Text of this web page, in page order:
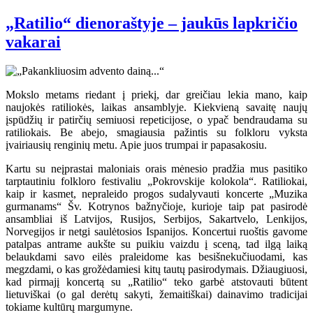
„Ratilio“ dienoraštyje – jaukūs lapkričio
vakarai
Mokslo metams riedant į priekį, dar greičiau lekia mano, kaip
naujokės ratiliokės, laikas ansamblyje. Kiekvieną savaitę naujų
įspūdžių ir patirčių semiuosi repeticijose, o ypač bendraudama su
ratiliokais. Be abejo, smagiausia pažintis su folkloru vyksta
įvairiausių renginių metu. Apie juos trumpai ir papasakosiu.
Kartu su neįprastai maloniais orais mėnesio pradžia mus pasitiko
tarptautiniu folkloro festivaliu „Pokrovskije kolokola“. Ratiliokai,
kaip ir kasmet, nepraleido progos sudalyvauti koncerte „Muzika
gurmanams“ Šv. Kotrynos bažnyčioje, kurioje taip pat pasirodė
ansambliai iš Latvijos, Rusijos, Serbijos, Sakartvelo, Lenkijos,
Norvegijos ir netgi saulėtosios Ispanijos. Koncertui ruoštis gavome
patalpas antrame aukšte su puikiu vaizdu į sceną, tad ilgą laiką
belaukdami savo eilės praleidome kas besišnekučiuodami, kas
megzdami, o kas grožėdamiesi kitų tautų pasirodymais. Džiaugiuosi,
kad pirmajį koncertą su „Ratilio“ teko garbė atstovauti būtent
lietuviškai (o gal derėtų sakyti, žemaitiškai) dainavimo tradicijai
tokiame kultūrų margumyne.